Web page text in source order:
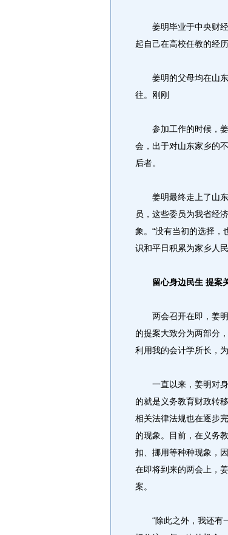
姜明毕业于中央财经
起自己在高校任教的经
姜明的父母均在山东
往。刚刚
参加工作的时候，姜
会，出于对山东家乡的
后者。
姜明最终走上了山东
员，这些委员为我省经
象。“没有当初的选择，
识和平日积累为家乡人
留心身边民生 提案
两会召开在即，姜明
的提案大致分为两部分
利用我的会计学所长，
一直以来，姜明对身
的就是义务教育财政转
相关法律法规也在逐步
的现象。目前，在义务
扣、挪用等种种现象，
在即将到来的两会上，
案。
“除此之外，我还有一